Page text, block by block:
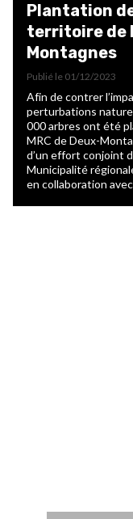
Plantation
territoire de
Montagnes
Publié le 01/12/2023
Afin de contrer
perturbations
000 arbres ont été
MRC de Deux-
d’un effort conjoint
Municipalité
en collaboration